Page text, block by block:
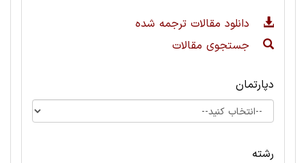
دانلود مقالات ترجمه شده
جستجوی مقالات
دپارتمان
رشته